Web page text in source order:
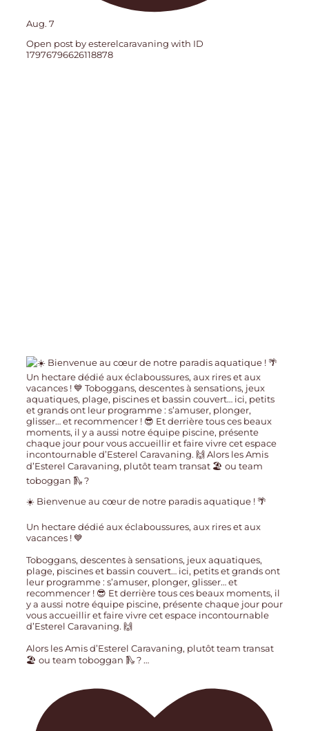
Aug. 7
Open post by esterelcaravaning with ID
17976796626118878
☀️ Bienvenue au cœur de notre paradis aquatique ! 🌴
Un hectare dédié aux éclaboussures, aux rires et aux
vacances ! 💙
Toboggans, descentes à sensations, jeux aquatiques,
plage, piscines et bassin couvert… ici, petits et grands ont
leur programme : s’amuser, plonger, glisser… et
recommencer ! 😎 Et derrière tous ces beaux moments, il
y a aussi notre équipe piscine, présente chaque jour pour
vous accueillir et faire vivre cet espace incontournable
d’Esterel Caravaning. 🙌
Alors les Amis d’Esterel Caravaning, plutôt team transat
🏖️ ou team toboggan 🛝 ? …